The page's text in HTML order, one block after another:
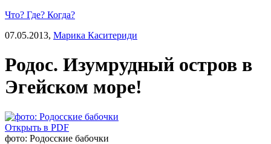
Что? Где? Когда?
07.05.2013, Марика Каситериди
Родос. Изумрудный остров в
Эгейском море!
Открыть в PDF
фото: Родосские бабочки